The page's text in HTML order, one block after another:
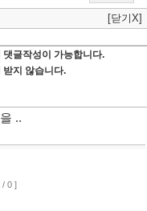
[닫기X]
댓글작성이 가능합니다.
받지 않습니다.
..
/ 0 ]